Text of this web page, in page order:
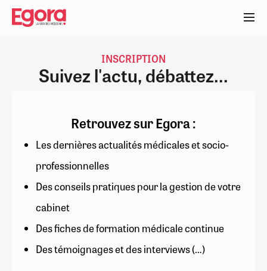
Aller
contenu
INSCRIPTION
Suivez l'actu, débattez...
Retrouvez sur Egora :
Les dernières actualités médicales et socio-
professionnelles
Des conseils pratiques pour la gestion de votre
cabinet
Des fiches de formation médicale continue
Des témoignages et des interviews (…)